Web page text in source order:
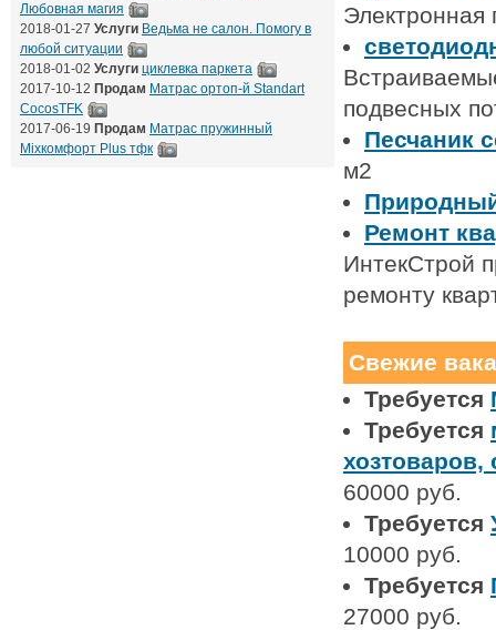
подвесных
Песчаник
м2
Ремонт
ИнтекСтрой
ремонту
Свежие
Требуется
Требуется
хозтоваров,
60000 руб.
Требуется
10000 руб.
Требуется
27000 руб.
Любовная магия
2018-01-27 Услуги Ведьма не салон. Помогу в
любой ситуации
2018-01-02 Услуги циклевка паркета
2017-10-12 Продам Матрас ортоп-й Standart
CocosTFK
2017-06-19 Продам Матрас пружинный
Mixкомфорт Plus тфк